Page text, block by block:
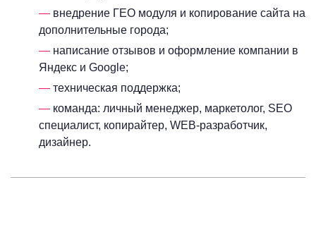
внедрение ГЕО модуля и копирование сайта на
дополнительные города;
написание отзывов и оформление компании в
Яндекс и Google;
техническая поддержка;
команда: личный менеджер, маркетолог, SEO
специалист, копирайтер, WEB-разработчик,
дизайнер.